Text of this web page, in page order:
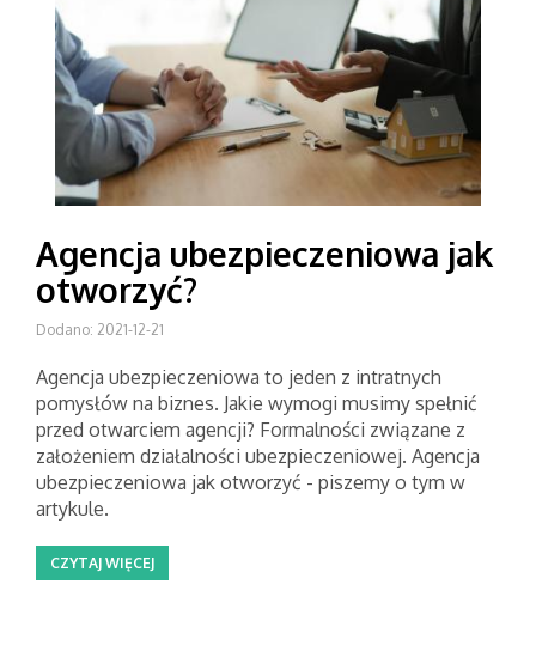
Agencja ubezpieczeniowa jak
otworzyć?
Dodano: 2021-12-21
Agencja ubezpieczeniowa to jeden z intratnych
pomysłów na biznes. Jakie wymogi musimy spełnić
przed otwarciem agencji? Formalności związane z
założeniem działalności ubezpieczeniowej. Agencja
ubezpieczeniowa jak otworzyć - piszemy o tym w
artykule.
CZYTAJ WIĘCEJ